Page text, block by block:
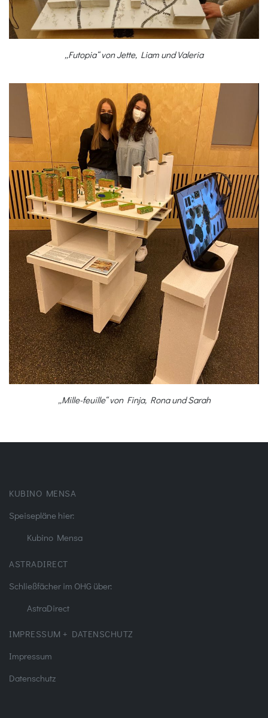
„Futopia“ von Jette, Liam und Valeria
„Mille-feuille“ von Finja, Rona und Sarah
KUBINO MENSA
Speisepläne hier:
Kubino Mensa
ASTRADIRECT
Schließfächer im OHG über:
AstraDirect
IMPRESSUM + DATENSCHUTZ
Impressum
Datenschutz